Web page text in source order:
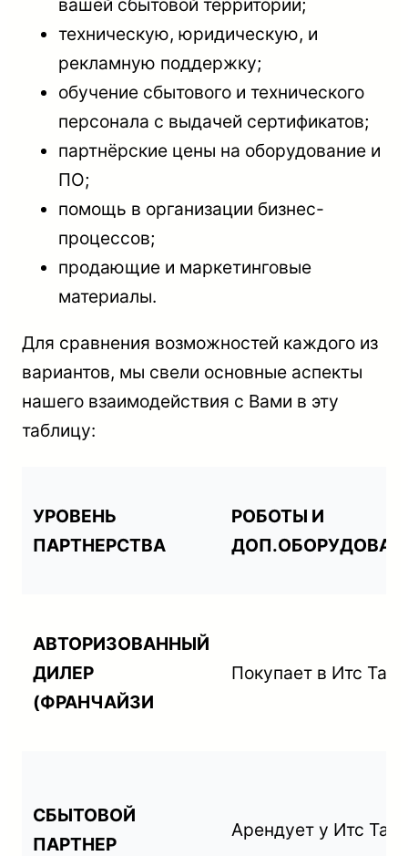
техническую, юридическую, и
рекламную поддержку;
обучение сбытового и технического
персонала с выдачей сертификатов;
партнёрские цены на оборудование и
ПО;
помощь в организации бизнес-
процессов;
продающие и маркетинговые
материалы.
Для сравнения возможностей каждого из
вариантов, мы свели основные аспекты
нашего взаимодействия с Вами в эту
таблицу:
УРОВЕНЬ
ПАРТНЕРСТВА
РОБОТЫ И
АВТОРИЗОВАННЫЙ
ДИЛЕР
(ФРАНЧАЙЗИ
Покупает в Итс
СБЫТОВОЙ
ПАРТНЕР
Арендует у Итс